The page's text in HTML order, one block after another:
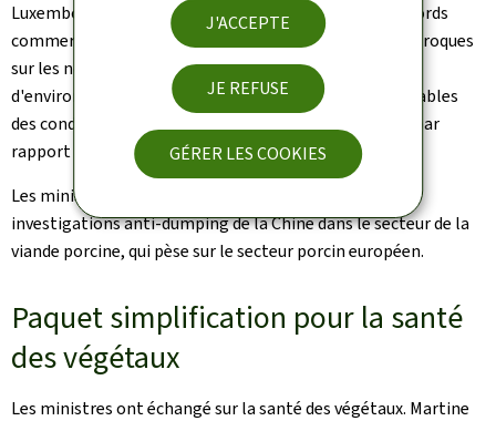
J'ACCEPTE
JE REFUSE
GÉRER LES COOKIES
Luxembourg avec l'Ukraine. Elle a souligné que les accords
commerciaux devraient contenir des dispositions réciproques
sur les normes sanitaires, de bien-être animal et
d'environnement. "Il faut assurer des conditions équitables
des conditions équitables aux producteurs européens par
rapport à leurs concurrents des pays tiers."
Les ministres ont aussi critiqué dans ce contexte les
investigations anti-dumping de la Chine dans le secteur de la
viande porcine, qui pèse sur le secteur porcin européen.
Paquet simplification pour la santé
des végétaux
Les ministres ont échangé sur la santé des végétaux. Martine